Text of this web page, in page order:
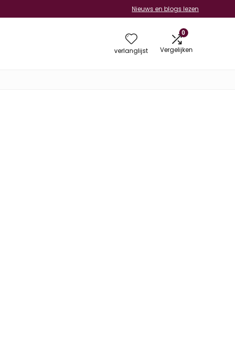
Nieuws en blogs lezen
verlanglijst
0
Vergelijken